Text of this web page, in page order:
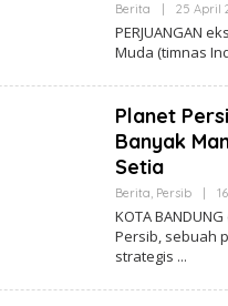
Berita 25 April
PERJUANGAN
Muda (timnas
Planet
Banyak
Setia
Berita, Persib
KOTA
Persib, sebuah
strategis